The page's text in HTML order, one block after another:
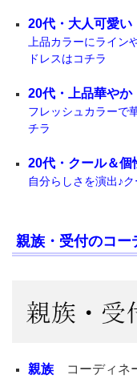
20代・大人可愛い
上品カラーにライン
ドレスはコチラ
20代・上品華やか
フレッシュカラーで
チラ
20代・クール＆個
自分らしさを演出♪
親族・受付のコー
親族 コーディネ